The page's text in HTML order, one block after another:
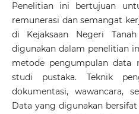
Penelitian ini bertujuan
remunerasi dan semangat
di Kejaksaan Negeri
digunakan dalam penelitian
metode pengumpulan data
studi pustaka. Teknik
dokumentasi, wawancara,
Data yang digunakan